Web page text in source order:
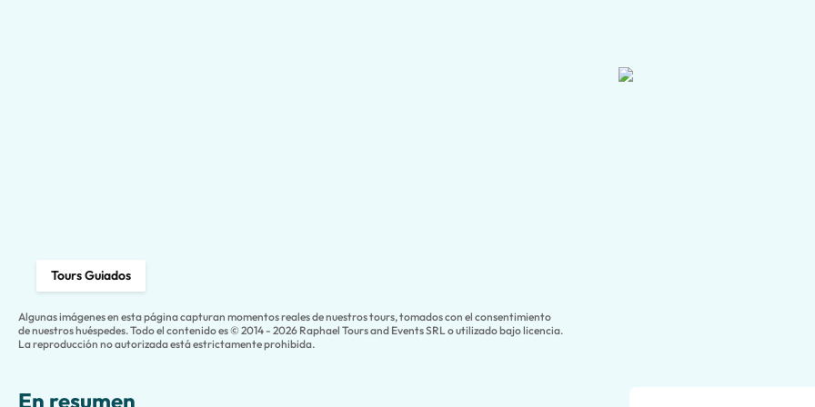
Tours Guiados
Algunas imágenes en esta página capturan momentos reales de nuestros tours, tomados con el consentimiento
de nuestros huéspedes. Todo el contenido es © 2014 - 2026 Raphael Tours and Events SRL o utilizado bajo licencia.
La reproducción no autorizada está estrictamente prohibida.
En resumen